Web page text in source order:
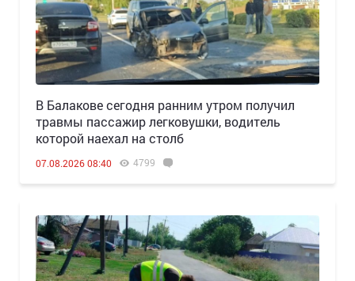
В Балакове сегодня ранним утром получил
травмы пассажир легковушки, водитель
которой наехал на столб
07.08.2026 08:40 4799